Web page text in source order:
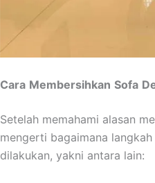
Cara Membersihkan Sofa
Setelah memahami alasan
mengerti bagaimana
dilakukan, yakni antara lain: